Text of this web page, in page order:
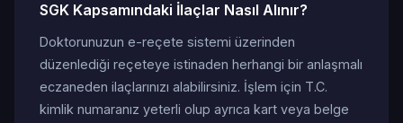
SGK Kapsamındaki İlaçlar Nasıl Alınır?
Doktorunuzun e-reçete sistemi üzerinden
düzenlediği reçeteye istinaden herhangi bir anlaşmalı
eczaneden ilaçlarınızı alabilirsiniz. İşlem için T.C.
kimlik numaranız yeterli olup ayrıca kart veya belge